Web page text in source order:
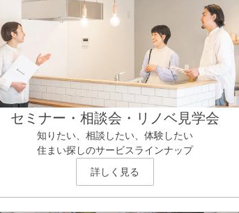
セミナー・相談会・リノベ見学会
知りたい、相談したい、体験したい
住まい探しのサービスラインナップ
詳しく見る